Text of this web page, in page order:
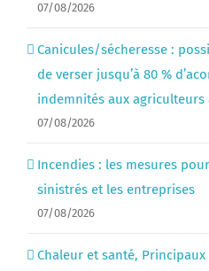
07/08/2026
Canicules/sécheresse :
de verser jusqu’à 80 %
indemnités aux agriculteurs
07/08/2026
Incendies : les mesures
sinistrés et les entreprises
07/08/2026
Chaleur et santé,